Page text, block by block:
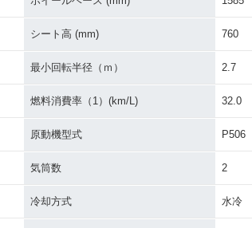
0・マイナーチェンジ
Limited・追加
BURGMAN650
シート高 (mm) 760
最小回転半径（ｍ） 2.7
燃料消費率（1）(km/L) 32.0
原動機型式 P506
気筒数 2
冷却方式 水冷